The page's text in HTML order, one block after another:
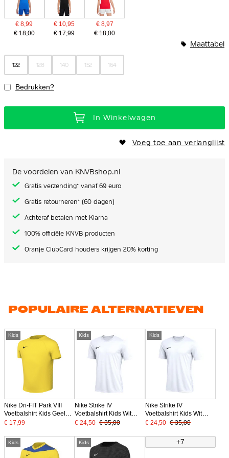
€ 8,99
€ 18,00
€ 10,95
€ 17,99
€ 8,97
€ 18,00
122 128 140 152 164
Maattabel
Bedrukken?
In Winkelwagen
Voeg toe aan verlanglijst
De voordelen van KNVBshop.nl
Gratis verzending* vanaf 69 euro
Gratis retourneren* (60 dagen)
Achteraf betalen met Klarna
100% officiële KNVB producten
Oranje ClubCard houders krijgen 20% korting
POPULAIRE ALTERNATIEVEN
Kids
Nike Dri-FIT Park VIII
Voetbalshirt Kids Geel
Zwart
€ 17,99
Kids
Nike Strike IV
Voetbalshirt Kids Wit
Zwart
€ 24,50 € 35,00
Kids
Nike Strike IV
Voetbalshirt Kids Wit
Zwart
€ 24,50 € 35,00
Kids Kids +7